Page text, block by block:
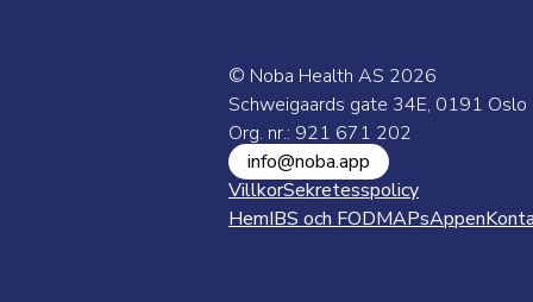
© Noba Health AS 2026
Schweigaards gate 34E, 0191 Oslo
Org. nr.: 921 671 202
info@noba.app
VillkorSekretesspolicy
HemIBS och FODMAPsAppen